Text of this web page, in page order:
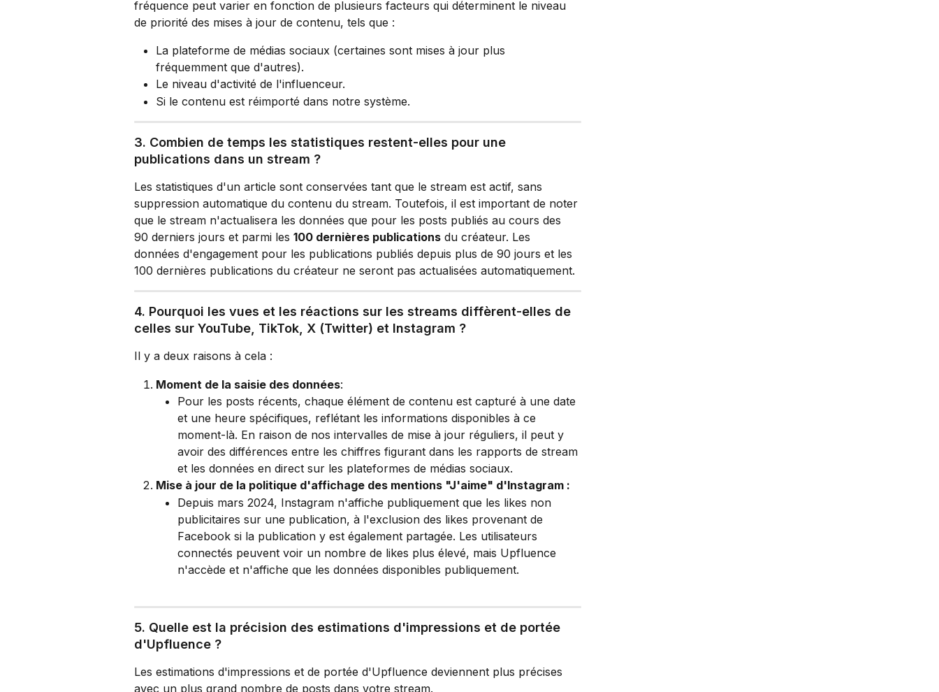
fréquence peut varier en fonction de plusieurs facteurs qui déterminent le niveau
de priorité des mises à jour de contenu, tels que :
La plateforme de médias sociaux (certaines sont mises à jour plus
fréquemment que d'autres).
Le niveau d'activité de l'influenceur.
Si le contenu est réimporté dans notre système.
3. Combien de temps les statistiques restent-elles pour une
publications dans un stream ?
Les statistiques d'un article sont conservées tant que le stream est actif, sans
suppression automatique du contenu du stream. Toutefois, il est important de noter
que le stream n'actualisera les données que pour les posts publiés au cours des
90 derniers jours et parmi les 100 dernières publications du créateur. Les
données d'engagement pour les publications publiés depuis plus de 90 jours et les
100 dernières publications du créateur ne seront pas actualisées automatiquement.
4. Pourquoi les vues et les réactions sur les streams diffèrent-elles de
celles sur YouTube, TikTok, X (Twitter) et Instagram ?
Il y a deux raisons à cela :
Moment de la saisie des données:
Pour les posts récents, chaque élément de contenu est capturé à une date
et une heure spécifiques, reflétant les informations disponibles à ce
moment-là. En raison de nos intervalles de mise à jour réguliers, il peut y
avoir des différences entre les chiffres figurant dans les rapports de stream
et les données en direct sur les plateformes de médias sociaux.
Mise à jour de la politique d'affichage des mentions "J'aime" d'Instagram :
Depuis mars 2024, Instagram n'affiche publiquement que les likes non
publicitaires sur une publication, à l'exclusion des likes provenant de
Facebook si la publication y est également partagée. Les utilisateurs
connectés peuvent voir un nombre de likes plus élevé, mais Upfluence
n'accède et n'affiche que les données disponibles publiquement.
5. Quelle est la précision des estimations d'impressions et de portée
d'Upfluence ?
Les estimations d'impressions et de portée d'Upfluence deviennent plus précises
avec un plus grand nombre de posts dans votre stream.